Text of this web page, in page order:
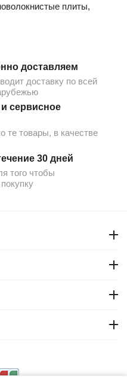
плиты,
доставляем
доставку по всей
и сервисное
те товары, в качестве
30 дней
того чтобы